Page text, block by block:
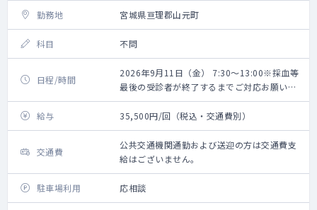
勤務地 宮城県亘理郡山元町
科目 不問
日程/時間
2026年9月11日（金） 7:30～13:00※採血等
最後の受診者が終了するまでご対応お願いい
たします。
給与
35,500円/回（税込・交通費別）
交通費
公共交通機関通勤および送迎の方は交通費支
給はございません。
駐車場利用 応相談